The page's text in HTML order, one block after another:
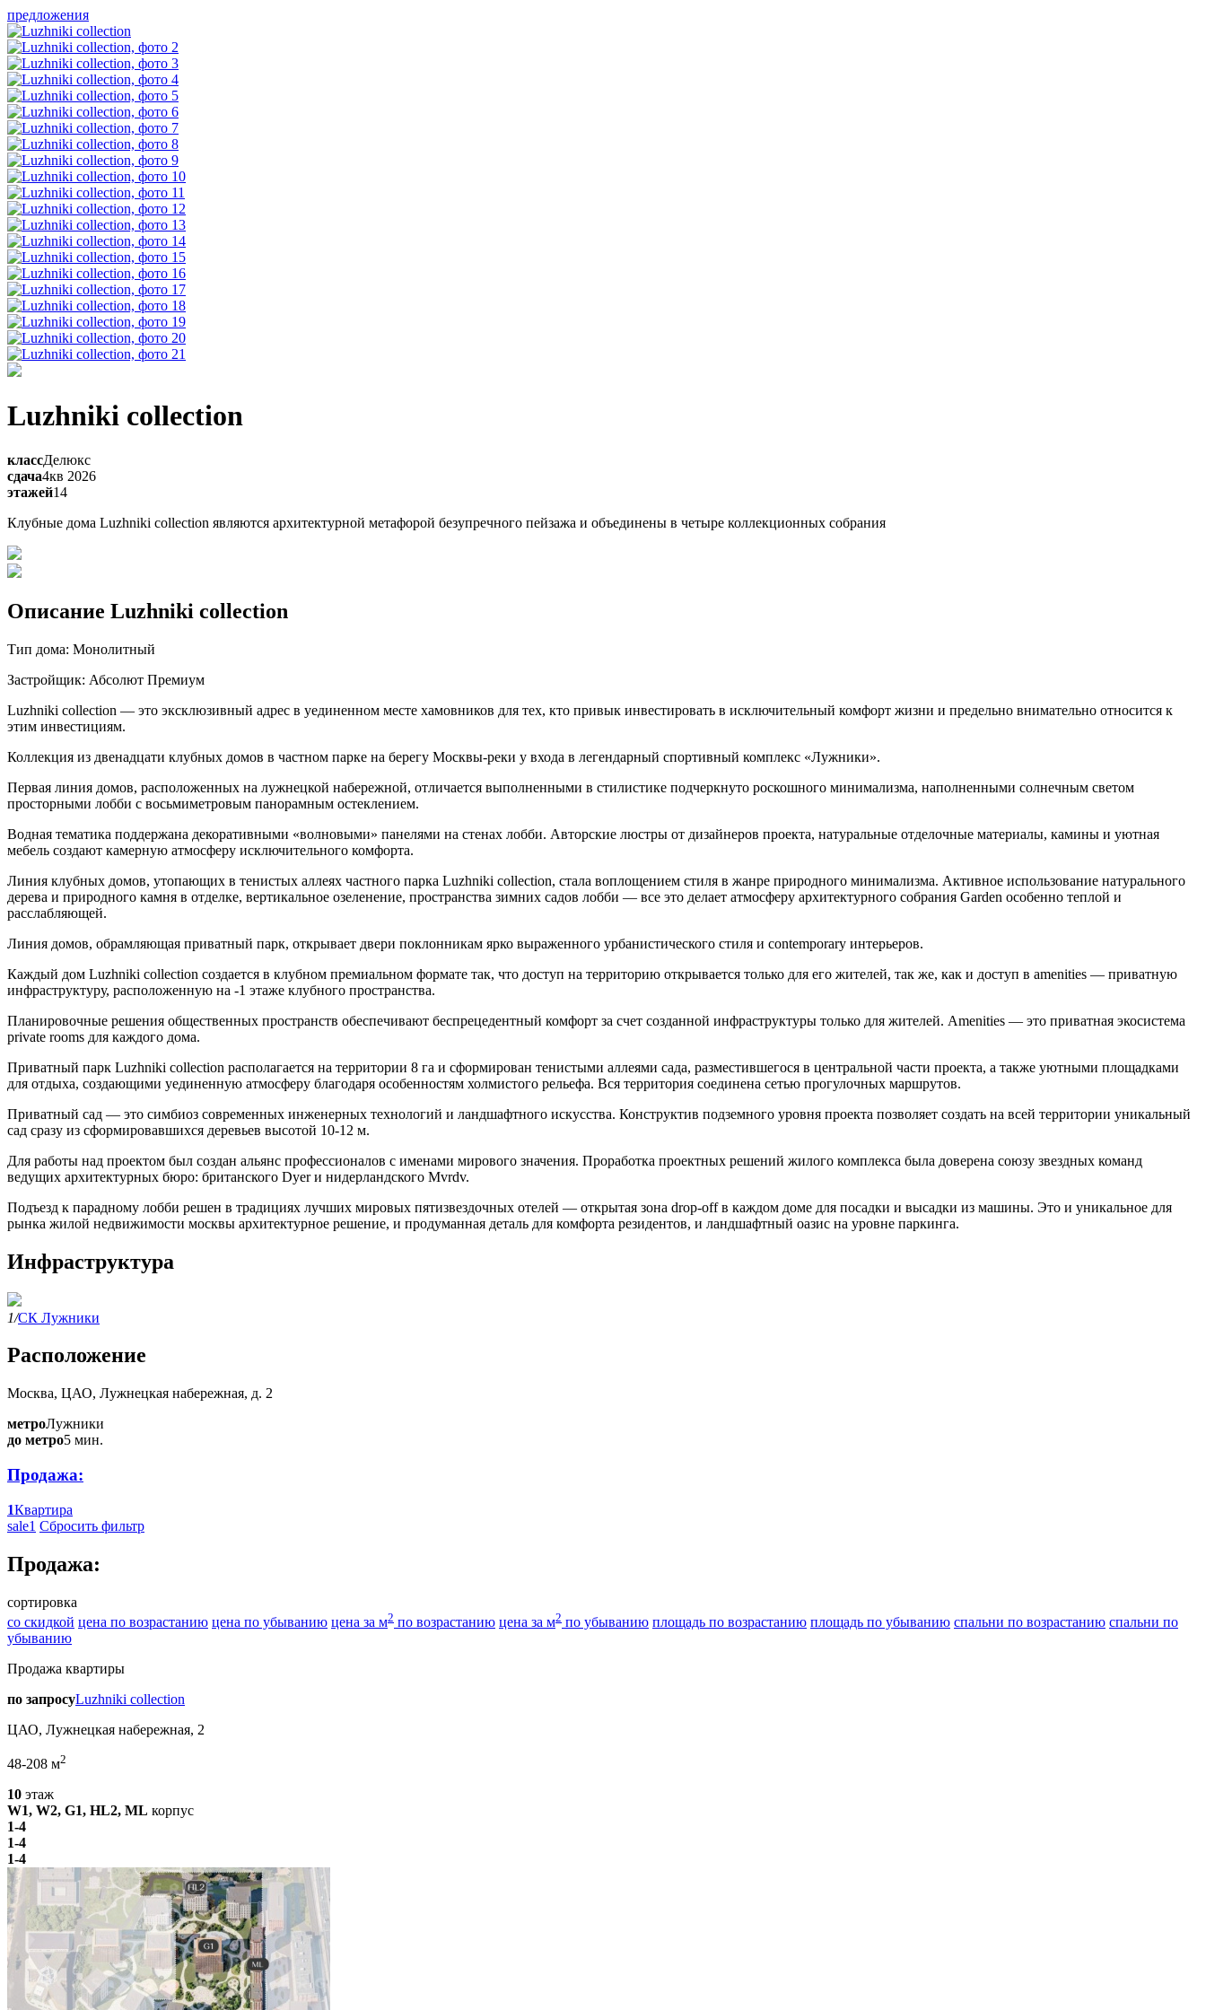
предложения
Luzhniki collection
классДелюкс
сдача4кв 2026
этажей14
Клубные дома Luzhniki collection являются архитектурной метафорой безупречного пейзажа и объединены в четыре коллекционных собрания
Описание Luzhniki collection
Тип дома: Монолитный
Застройщик: Абсолют Премиум
Luzhniki collection — это эксклюзивный адрес в уединенном месте хамовников для тех, кто привык инвестировать в исключительный комфорт жизни и предельно внимательно относится к
этим инвестициям.
Коллекция из двенадцати клубных домов в частном парке на берегу Москвы-реки у входа в легендарный спортивный комплекс «Лужники».
Первая линия домов, расположенных на лужнецкой набережной, отличается выполненными в стилистике подчеркнуто роскошного минимализма, наполненными солнечным светом
просторными лобби с восьмиметровым панорамным остеклением.
Водная тематика поддержана декоративными «волновыми» панелями на стенах лобби. Авторские люстры от дизайнеров проекта, натуральные отделочные материалы, камины и уютная
мебель создают камерную атмосферу исключительного комфорта.
Линия клубных домов, утопающих в тенистых аллеях частного парка Luzhniki collection, стала воплощением стиля в жанре природного минимализма. Активное использование натурального
дерева и природного камня в отделке, вертикальное озеленение, пространства зимних садов лобби — все это делает атмосферу архитектурного собрания Garden особенно теплой и
расслабляющей.
Линия домов, обрамляющая приватный парк, открывает двери поклонникам ярко выраженного урбанистического стиля и contemporary интерьеров.
Каждый дом Luzhniki collection создается в клубном премиальном формате так, что доступ на территорию открывается только для его жителей, так же, как и доступ в amenities — приватную
инфраструктуру, расположенную на -1 этаже клубного пространства.
Планировочные решения общественных пространств обеспечивают беспрецедентный комфорт за счет созданной инфраструктуры только для жителей. Amenities — это приватная экосистема
private rooms для каждого дома.
Приватный парк Luzhniki collection располагается на территории 8 га и сформирован тенистыми аллеями сада, разместившегося в центральной части проекта, а также уютными площадками
для отдыха, создающими уединенную атмосферу благодаря особенностям холмистого рельефа. Вся территория соединена сетью прогулочных маршрутов.
Приватный сад — это симбиоз современных инженерных технологий и ландшафтного искусства. Конструктив подземного уровня проекта позволяет создать на всей территории уникальный
сад сразу из сформировавшихся деревьев высотой 10-12 м.
Для работы над проектом был создан альянс профессионалов с именами мирового значения. Проработка проектных решений жилого комплекса была доверена союзу звездных команд
ведущих архитектурных бюро: британского Dyer и нидерландского Mvrdv.
Подъезд к парадному лобби решен в традициях лучших мировых пятизвездочных отелей — открытая зона drop-off в каждом доме для посадки и высадки из машины. Это и уникальное для
рынка жилой недвижимости москвы архитектурное решение, и продуманная деталь для комфорта резидентов, и ландшафтный оазис на уровне паркинга.
Инфраструктура
1/СК Лужники
Расположение
Москва, ЦАО, Лужнецкая набережная, д. 2
метроЛужники
до метро5 мин.
Продажа:
1Квартира
sale1 Сбросить фильтр
Продажа:
сортировка
со скидкой цена по возрастанию цена по убыванию цена за м2 по возрастанию цена за м2 по убыванию площадь по возрастанию площадь по убыванию спальни по возрастанию спальни по
убыванию
Продажа квартиры
по запросуLuzhniki collection
ЦАО, Лужнецкая набережная, 2
48-208 м2
10 этаж
W1, W2, G1, HL2, ML корпус
1-4
1-4
1-4